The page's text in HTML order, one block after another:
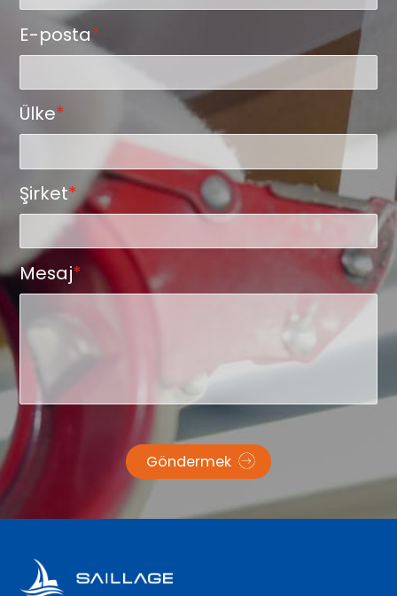
E-posta*
Ülke*
Şirket*
Mesaj*
Göndermek